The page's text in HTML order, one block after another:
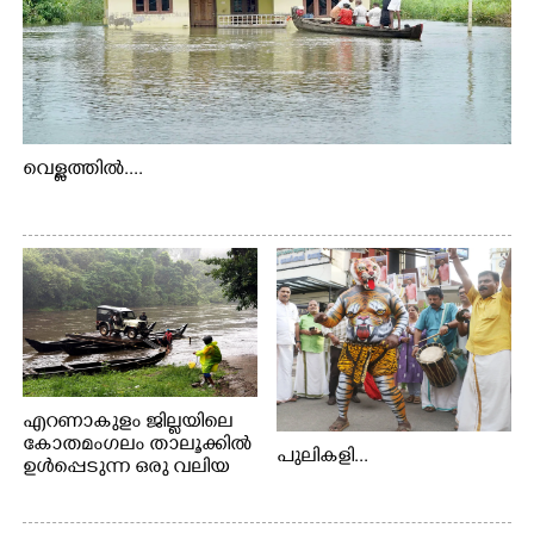
വെള്ളത്തിൽ....
എറണാകുളം ജില്ലയിലെ
കോതമംഗലം താലൂക്കിൽ
ഉൾപ്പെടുന്ന ഒരു വലിയ
പുലികളി...